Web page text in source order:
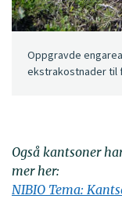
Oppgravde
ekstrakostnader til
Også kantsoner
mer her:
NIBIO Tema: